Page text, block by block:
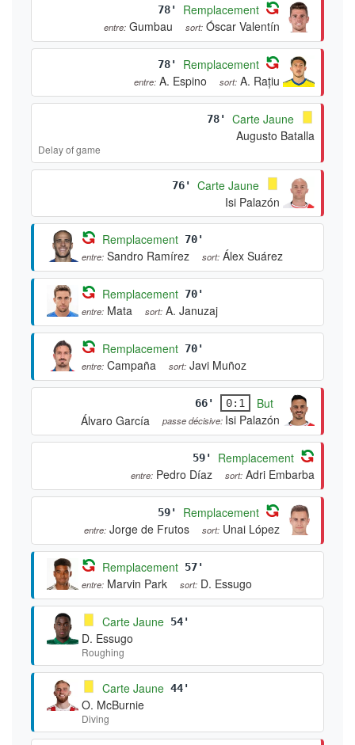
78' Remplacement
entre: Gumbau sort: Óscar Valentín
78' Remplacement
entre: A. Espino sort: A. Rațiu
78'
Carte Jaune
Augusto Batalla
Delay of game
76'
Carte Jaune
Isi Palazón
Remplacement 70'
entre: Sandro Ramírez sort: Álex Suárez
Remplacement 70'
entre: Mata sort: A. Januzaj
Remplacement 70'
entre: Campaña sort: Javi Muñoz
66' 0:1
But
Álvaro García
passe décisive: Isi Palazón
59' Remplacement
entre: Pedro Díaz sort: Adri Embarba
59' Remplacement
entre: Jorge de Frutos sort: Unai López
Remplacement 57'
entre: Marvin Park sort: D. Essugo
Carte Jaune 54'
D. Essugo
Roughing
Carte Jaune 44'
O. McBurnie
Diving